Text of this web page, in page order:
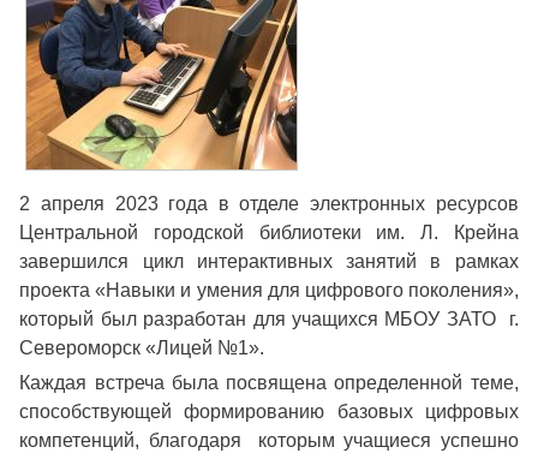
2 апреля 2023 года в отделе электронных ресурсов
Центральной городской библиотеки им. Л. Крейна
завершился цикл интерактивных занятий в рамках
проекта «Навыки и умения для цифрового поколения»,
который был разработан для учащихся МБОУ ЗАТО г.
Североморск «Лицей №1».
Каждая встреча была посвящена определенной теме,
способствующей формированию базовых цифровых
компетенций, благодаря которым учащиеся успешно